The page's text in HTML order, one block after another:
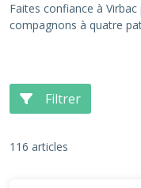
Faites confiance à
compagnons à quatre
Filtrer
116 articles